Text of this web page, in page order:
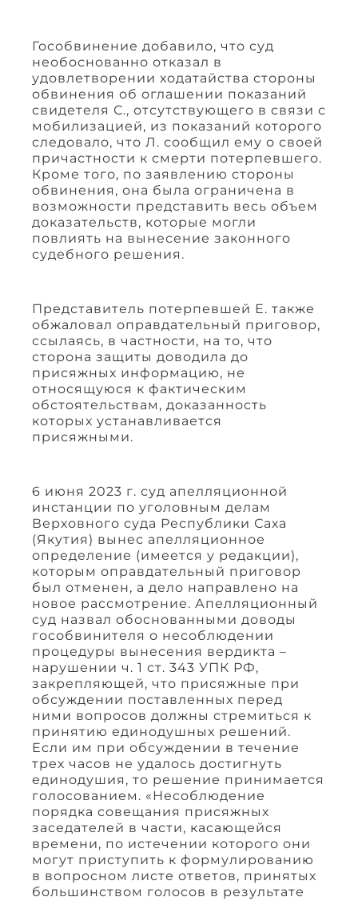
Гособвинение добавило, что суд
необоснованно отказал в
удовлетворении ходатайства стороны
обвинения об оглашении показаний
свидетеля С., отсутствующего в связи с
мобилизацией, из показаний которого
следовало, что Л. сообщил ему о своей
причастности к смерти потерпевшего.
Кроме того, по заявлению стороны
обвинения, она была ограничена в
возможности представить весь объем
доказательств, которые могли
повлиять на вынесение законного
судебного решения.
Представитель потерпевшей Е. также
обжаловал оправдательный приговор,
ссылаясь, в частности, на то, что
сторона защиты доводила до
присяжных информацию, не
относящуюся к фактическим
обстоятельствам, доказанность
которых устанавливается
присяжными.
6 июня 2023 г. суд апелляционной
инстанции по уголовным делам
Верховного суда Республики Саха
(Якутия) вынес апелляционное
определение (имеется у редакции),
которым оправдательный приговор
был отменен, а дело направлено на
новое рассмотрение. Апелляционный
суд назвал обоснованными доводы
гособвинителя о несоблюдении
процедуры вынесения вердикта –
нарушении ч. 1 ст. 343 УПК РФ,
закрепляющей, что присяжные при
обсуждении поставленных перед
ними вопросов должны стремиться к
принятию единодушных решений.
Если им при обсуждении в течение
трех часов не удалось достигнуть
единодушия, то решение принимается
голосованием. «Несоблюдение
порядка совещания присяжных
заседателей в части, касающейся
времени, по истечении которого они
могут приступить к формулированию
в вопросном листе ответов, принятых
большинством голосов в результате